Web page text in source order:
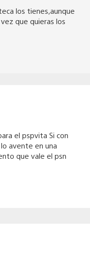
los tienes,aunque
que quieras los
el pspvita Si con
avente en una
que vale el psn